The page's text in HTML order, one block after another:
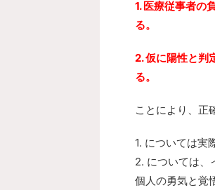
1. 医療従事者の
る。
2. 仮に陽性と判
る。
ことにより、正
1. については実
2. については、
個人の勇気と覚